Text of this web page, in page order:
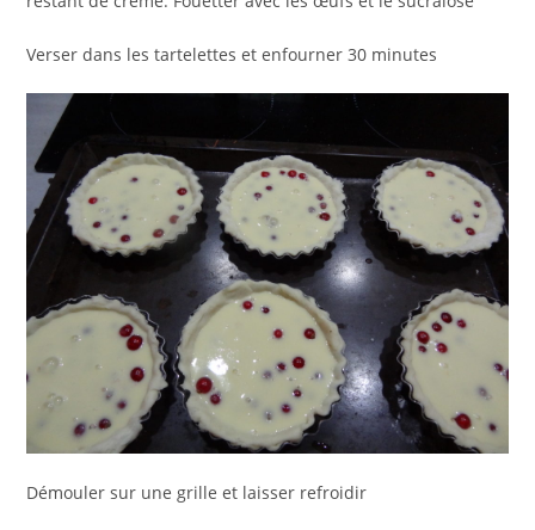
Verser dans les tartelettes et enfourner 30 minutes
Démouler sur une grille et laisser refroidir